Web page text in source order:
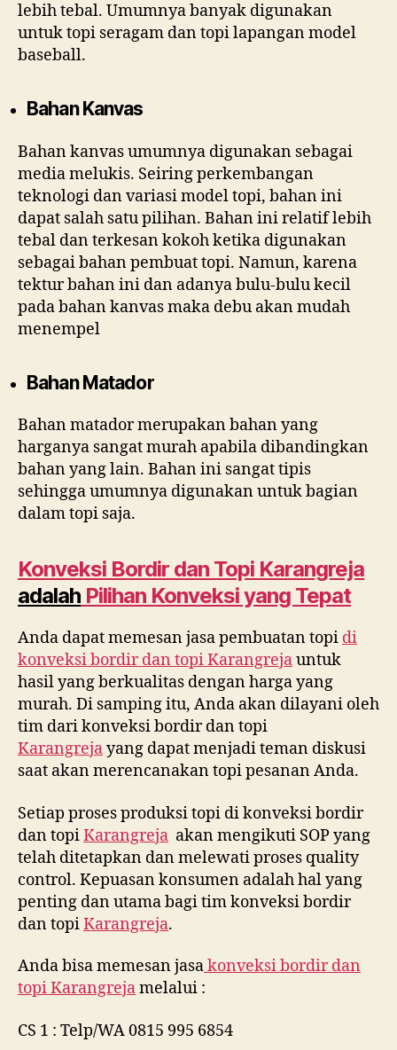
lebih tebal. Umumnya banyak digunakan
untuk topi seragam dan topi lapangan model
baseball.
Bahan Kanvas
Bahan kanvas umumnya digunakan sebagai
media melukis. Seiring perkembangan
teknologi dan variasi model topi, bahan ini
dapat salah satu pilihan. Bahan ini relatif lebih
tebal dan terkesan kokoh ketika digunakan
sebagai bahan pembuat topi. Namun, karena
tektur bahan ini dan adanya bulu-bulu kecil
pada bahan kanvas maka debu akan mudah
menempel
Bahan Matador
Bahan matador merupakan bahan yang
harganya sangat murah apabila dibandingkan
bahan yang lain. Bahan ini sangat tipis
sehingga umumnya digunakan untuk bagian
dalam topi saja.
Konveksi Bordir dan Topi Karangreja
adalah Pilihan Konveksi yang Tepat
Anda dapat memesan jasa pembuatan topi di
konveksi bordir dan topiKarangrejauntuk
hasil yang berkualitas dengan harga yang
murah. Di samping itu, Anda akan dilayani oleh
tim dari konveksi bordir dan topi
Karangrejayang dapat menjadi teman diskusi
saat akan merencanakan topi pesanan Anda.
Setiap proses produksi topi di konveksi bordir
dan topiKarangreja akan mengikuti SOP yang
telah ditetapkan dan melewati proses quality
control. Kepuasan konsumen adalah hal yang
penting dan utama bagi tim konveksi bordir
dan topiKarangreja.
Anda bisa memesan jasakonveksi bordir dan
topiKarangrejamelalui :
CS 1 : Telp/WA 0815 995 6854